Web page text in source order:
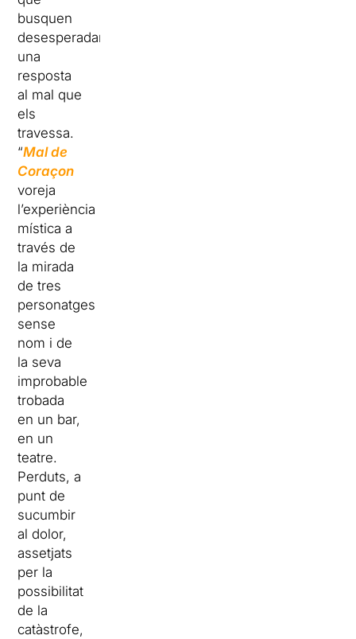
busquen
desesperadament
una
resposta
al mal que
els
travessa.
“Mal de
Coraçon
voreja
l’experiència
mística a
través de
la mirada
de tres
personatges
sense
nom i de
la seva
improbable
trobada
en un bar,
en un
teatre.
Perduts, a
punt de
sucumbir
al dolor,
assetjats
per la
possibilitat
de la
catàstrofe,